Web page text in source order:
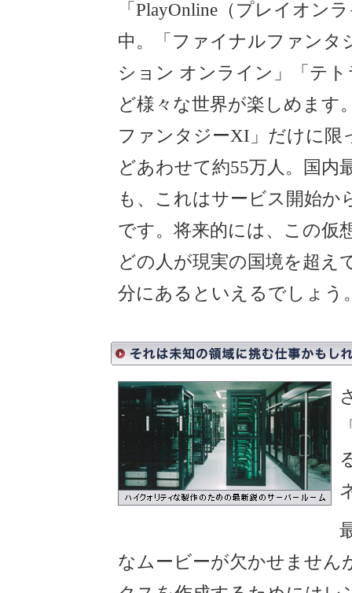
「PlayOnline（プレイオン
中。「ファイナルファンタ
ション オンライン」「テ
ど様々な世界が楽しめます
ファンタジーXI」だけに限
どあわせて約55万人。国内
も、これはサービス開始か
です。将来的には、この仮
どの人が現実の国境を超
分にあるといえるでしょう
なムービーが欠かせません